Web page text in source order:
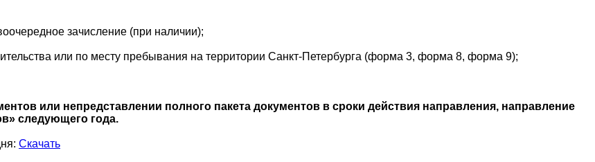
зачисление (при наличии);
или по месту пребывания на территории Санкт-Петербурга (форма 3, форма 8, форма 9);
или непредставлении полного пакета документов в сроки действия направления, направление
следующего года.
Скачать